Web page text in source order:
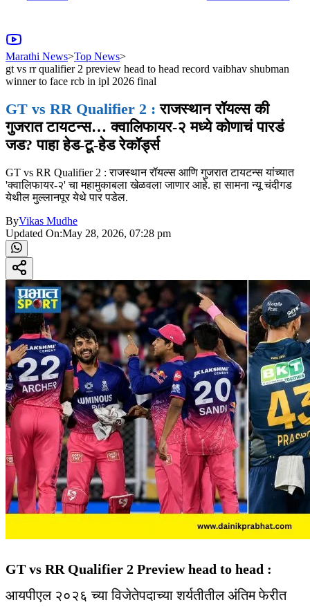
Marathi News>Top News>
gt vs rr qualifier 2 preview head to head record vaibhav shubman
winner to face rcb in ipl 2026 final
GT vs RR Qualifier 2 : राजस्थान रॉयल्स की
गुजरात टायटन्स… क्वालिफायर-२ मध्ये कोणाचं पारडं
जड? पाहा हेड-टू-हेड रेकॉर्ड्स
GT vs RR Qualifier 2 : राजस्थान रॉयल्स आणि गुजरात टायटन्स यांच्यात
'क्वालिफायर-२' चा महामुकाबला खेळवला जाणार आहे. हा सामना न्यू चंदीगड
येथील मुल्लानपूर येथे पार पडेल.
ByVikas Mudhe
Updated On:May 28, 2026, 07:28 pm
GT vs RR Qualifier 2 Preview head to head :
आयपीएल २०२६ च्या विजेतेपदाच्या शर्यतीतील अंतिम फेरीत